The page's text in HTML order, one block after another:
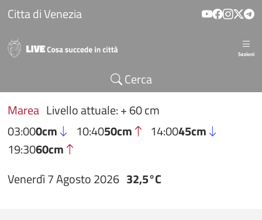
Salta al contenuto principale
Citta di Venezia
Sezioni
Cerca
Marea Livello attuale: + 60 cm
03:000cm 10:4050cm 14:0045cm
19:3060cm
Venerdì 7 Agosto 2026 32,5°C